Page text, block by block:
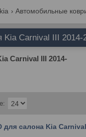
Kia Carnival III 2014-
Carnival III 2014-
для салона Kia